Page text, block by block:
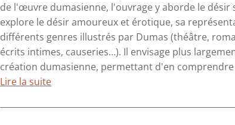
de l'œuvre dumasienne, l'ouvrage y aborde le
explore le désir amoureux et érotique, sa
différents genres illustrés par Dumas (théâtre,
écrits intimes, causeries…). Il envisage plus
création dumasienne, permettant d'en
Lire la suite